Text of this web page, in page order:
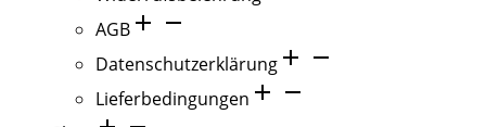
AGB
Datenschutzerklärung
Lieferbedingungen